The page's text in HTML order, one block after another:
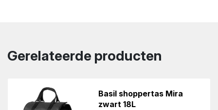
Gerelateerde producten
Basil shoppertas Mira
zwart 18L